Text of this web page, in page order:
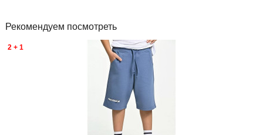
Рекомендуем посмотреть
2 + 1